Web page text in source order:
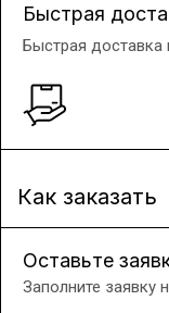
Быстрая
Быстрая доставка
Как заказать
Оставьте
Заполните заявку